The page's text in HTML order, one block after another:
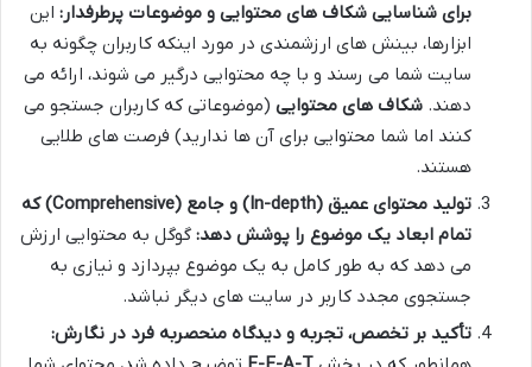
برای شناسایی شکاف های محتوایی و موضوعات پرطرفدار: این
ابزارها، بینش های ارزشمندی در مورد اینکه کاربران چگونه به
سایت شما می رسند و با چه محتوایی درگیر می شوند، ارائه می
دهند. شکاف های محتوایی (موضوعاتی که کاربران جستجو می
کنند اما شما محتوایی برای آن ها ندارید) فرصت های طلایی
هستند.
تولید محتوای عمیق (In-depth) و جامع (Comprehensive) که
تمام ابعاد یک موضوع را پوشش دهد: گوگل به محتوایی ارزش
می دهد که به طور کامل به یک موضوع بپردازد و نیازی به
جستجوی مجدد کاربر در سایت های دیگر نباشد.
تأکید بر تخصص، تجربه و دیدگاه منحصربه فرد در نگارش: